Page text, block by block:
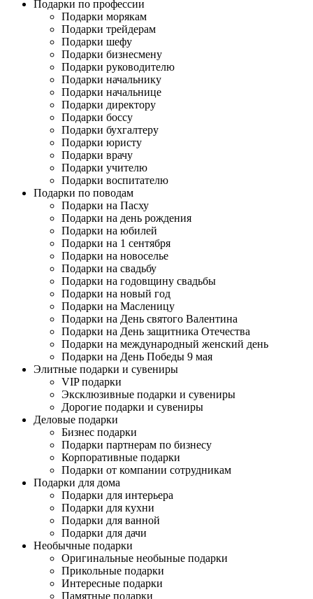
Подарки по профессии
Подарки морякам
Подарки трейдерам
Подарки шефу
Подарки бизнесмену
Подарки руководителю
Подарки начальнику
Подарки начальнице
Подарки директору
Подарки боссу
Подарки бухгалтеру
Подарки юристу
Подарки врачу
Подарки учителю
Подарки воспитателю
Подарки по поводам
Подарки на Пасху
Подарки на день рождения
Подарки на юбилей
Подарки на 1 сентября
Подарки на новоселье
Подарки на свадьбу
Подарки на годовщину свадьбы
Подарки на новый год
Подарки на Масленицу
Подарки на День святого Валентина
Подарки на День защитника Отечества
Подарки на международный женский день
Подарки на День Победы 9 мая
Элитные подарки и сувениры
VIP подарки
Эксклюзивные подарки и сувениры
Дорогие подарки и сувениры
Деловые подарки
Бизнес подарки
Подарки партнерам по бизнесу
Корпоративные подарки
Подарки от компании сотрудникам
Подарки для дома
Подарки для интерьера
Подарки для кухни
Подарки для ванной
Подарки для дачи
Необычные подарки
Оригинальные необыные подарки
Прикольные подарки
Интересные подарки
Памятные подарки